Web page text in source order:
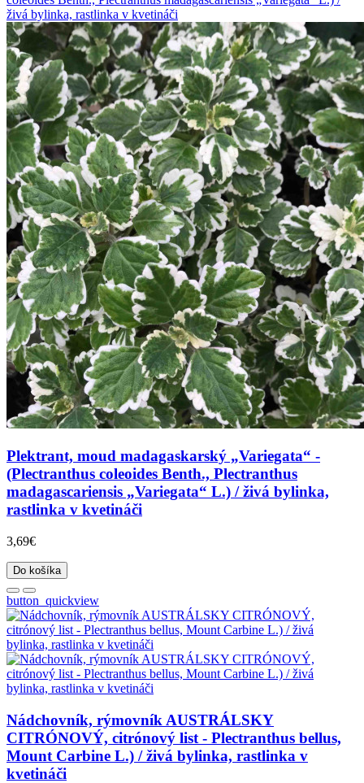
Plektrant, moud madagaskarský „Variegata“ -
(Plectranthus coleoides Benth., Plectranthus
madagascariensis „Variegata“ L.) / živá bylinka,
rastlinka v kvetináči
3,69€
Do košíka
button_quickview
Nádchovník, rýmovník AUSTRÁLSKY
CITRÓNOVÝ, citrónový list - Plectranthus bellus,
Mount Carbine L.) / živá bylinka, rastlinka v
kvetináči